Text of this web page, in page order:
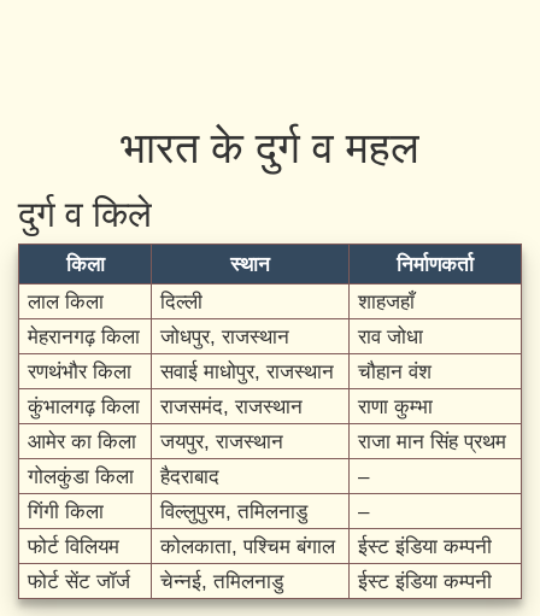
भारत के दुर्ग व महल
दुर्ग व किले
किला स्थान
निर्माणकर्ता
लाल किला
दिल्ली
शाहजहाँ
मेहरानगढ़ किला
जोधपुर, राजस्थान
राव जोधा
रणथंभौर किला
सवाई माधोपुर, राजस्थान
चौहान वंश
कुंभालगढ़ किला
राजसमंद, राजस्थान
राणा कुम्भा
आमेर का किला
जयपुर, राजस्थान
राजा मान सिंह प्रथम
गोलकुंडा किला
हैदराबाद
–
गिंगी किला
विल्लुपुरम, तमिलनाडु
–
फोर्ट विलियम
कोलकाता, पश्चिम बंगाल
ईस्ट इंडिया कम्पनी
फोर्ट सेंट जॉर्ज
चेन्नई, तमिलनाडु ईस्ट इंडिया कम्पनी